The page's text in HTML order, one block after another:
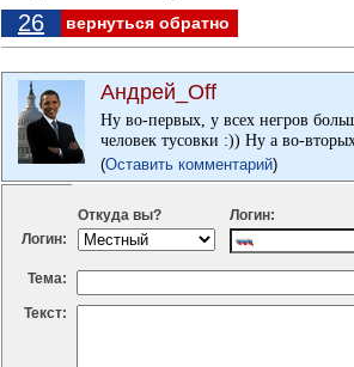
26 вернуться обратно
Андрей_Off
Ну во-первых, у всех негров
человек тусовки :)) Ну а во-
(Оставить комментарий)
Логин:
Откуда вы? Логин:
Тема:
Текст: